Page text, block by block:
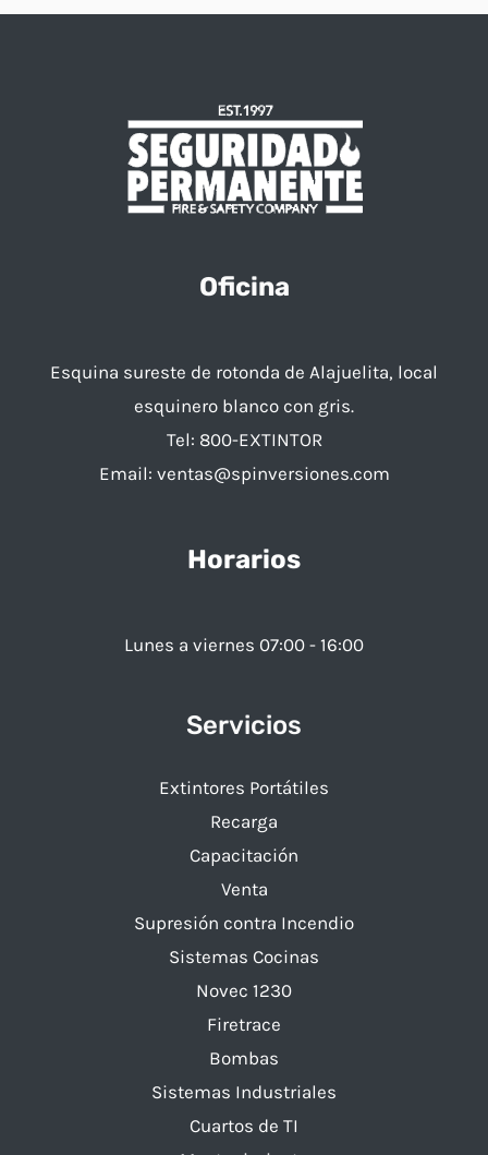
Oficina
Esquina sureste de rotonda de Alajuelita, local
esquinero blanco con gris.
Tel: 800-EXTINTOR
Email: ventas@spinversiones.com​
Horarios
Lunes a viernes 07:00 - 16:00
Servicios
Extintores Portátiles
Recarga
Capacitación
Venta
Supresión contra Incendio​
Sistemas Cocinas
Novec 1230
Firetrace
Bombas
Sistemas Industriales​
Cuartos de TI